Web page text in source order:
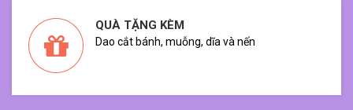
QUÀ TẶNG KÈM
Dao cắt bánh, muỗng, dĩa và nến